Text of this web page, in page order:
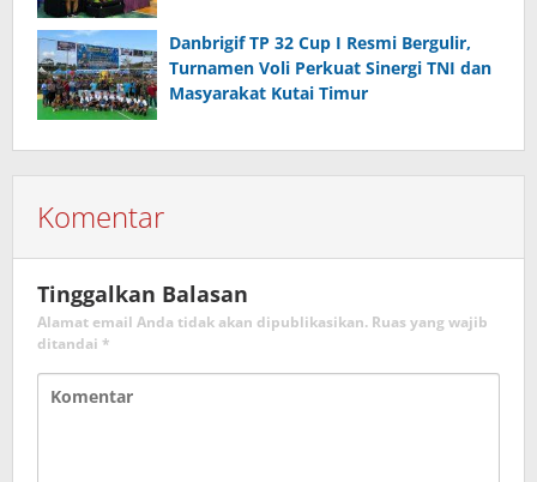
Danbrigif TP 32 Cup I Resmi Bergulir,
Turnamen Voli Perkuat Sinergi TNI dan
Masyarakat Kutai Timur
Komentar
Tinggalkan Balasan
Alamat email Anda tidak akan dipublikasikan. Ruas yang wajib
ditandai *